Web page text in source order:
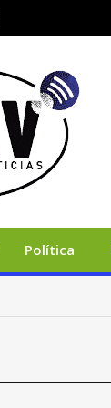
Política